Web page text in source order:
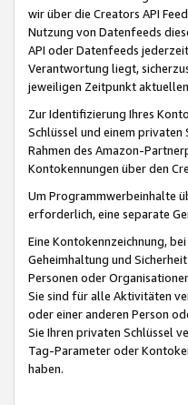
wir über die Creators API
Nutzung von Datenfeeds
API oder Datenfeeds
Verantwortung liegt,
jeweiligen Zeitpunkt
Zur Identifizierung Ihres
Schlüssel und einem privaten
Rahmen des Amazon-
Kontokennungen über den
Um Programmwerbeinhalte
erforderlich, eine separate
Eine Kontokennzeichnung,
Geheimhaltung und
Personen oder
Sie sind für alle Aktivitäten
oder einer anderen Person
Sie Ihren privaten Schlüssel
Tag-Parameter oder
haben.